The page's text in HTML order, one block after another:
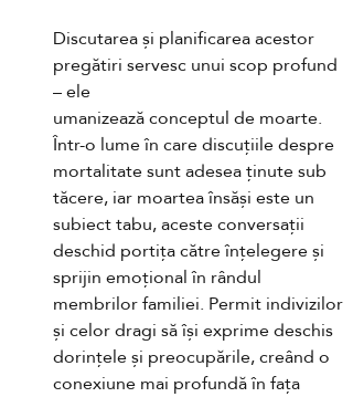
Discutarea și planificarea acestor
pregătiri servesc unui scop profund
– ele
umanizează conceptul de moarte.
Într-o lume în care discuțiile despre
mortalitate sunt adesea ținute sub
tăcere, iar moartea însăși este un
subiect tabu, aceste conversații
deschid portița către înțelegere și
sprijin emoțional în rândul
membrilor familiei. Permit indivizilor
și celor dragi să își exprime deschis
dorințele și preocupările, creând o
conexiune mai profundă în fața